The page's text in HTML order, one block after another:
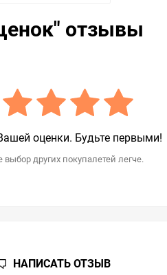
отзывы
оценки. Будьте первыми!
выбор других покупалетей легче.
НАПИСАТЬ ОТЗЫВ